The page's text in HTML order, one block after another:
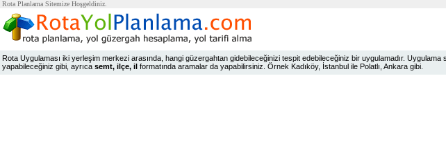
Rota Planlama Sitemize Hoşgeldiniz.
Rota Uygulaması iki yerleşim merkezi arasında, hangi güzergahtan gidebileceğinizi tespit edebileceğiniz bir uygulamadır.
yapabileceğiniz gibi, ayrıca semt, ilçe, il formatında aramalar da yapabilirsiniz. Örnek Kadıköy, İstanbul ile Polatlı, Ankara gibi.